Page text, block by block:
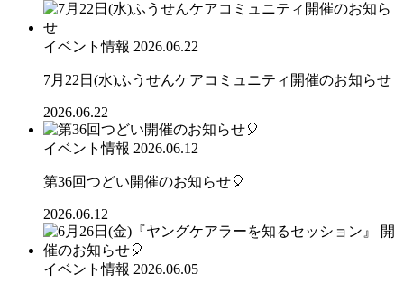
イベント情報 2026.06.22
7月22日(水)ふうせんケアコミュニティ開催のお知らせ
2026.06.22
イベント情報 2026.06.12
第36回つどい開催のお知らせ🎈
2026.06.12
イベント情報 2026.06.05